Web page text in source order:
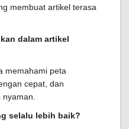
membuat artikel terasa
dalam artikel
memahami peta
cepat, dan
nyaman.
selalu lebih baik?